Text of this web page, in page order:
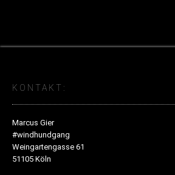
KONTAKT:
Marcus Gier
#windhundgang
Weingartengasse 61
51105 Köln